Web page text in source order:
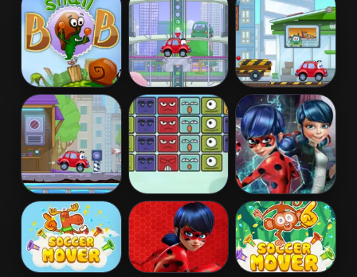
Snail Bob 2 Wheely 2 Wheely 3
Wheely 4 -
Time Travel
Block
Destroyer
Ladybug Secret
Mission